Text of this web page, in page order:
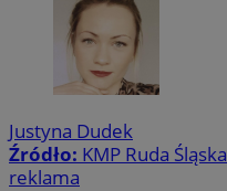
Justyna Dudek
Źródło: KMP Ruda Śląska
reklama